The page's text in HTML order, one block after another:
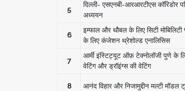
5
दिल्ली- एसएनबी-आरआरटीएस कॉरिडोर
अध्ययन
6
इम्फाल और थौबल के लिए सिटी
के लिए कंजेशन थ्रेशोल्ड एनालिसिस
7
आर्मी इंस्टिट्यूट ऑफ़ टेक्नोलॉजी पुणे के
वेटिंग और ड्रॉइंग्स की वेटिंग
8 आनंद विहार और निजामुद्दीन मल्टी मॉडल